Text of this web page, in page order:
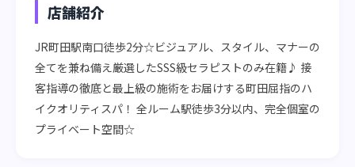
店舗紹介
JR町田駅南口徒歩2分☆ビジュアル、スタイル、マナーの
全てを兼ね備え厳選したSSS級セラピストのみ在籍♪ 接
客指導の徹底と最上級の施術をお届けする町田屈指のハ
イクオリティスパ！ 全ルーム駅徒歩3分以内、完全個室の
プライベート空間☆